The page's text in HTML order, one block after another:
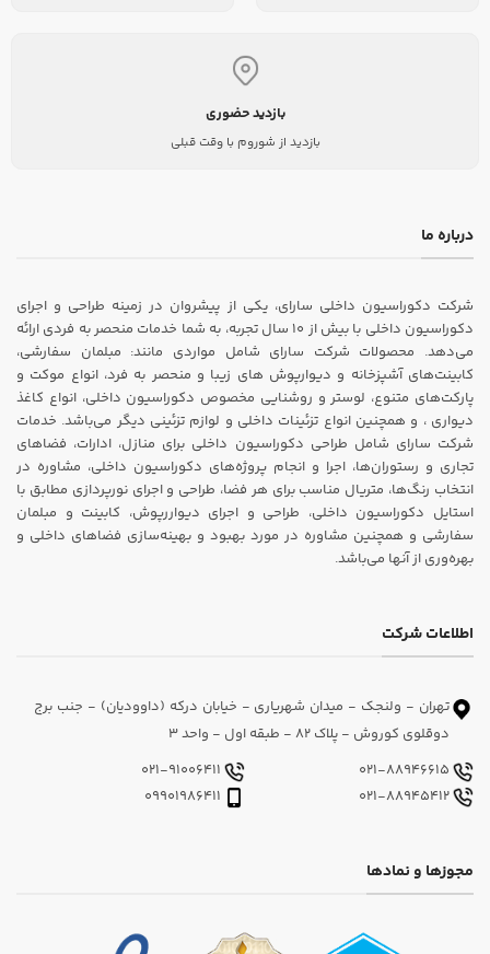
بازدید حضوری
بازدید از شوروم با وقت قبلی
درباره ما
شرکت دکوراسیون داخلی سارای، یکی از پیشروان در زمینه طراحی و اجرای
دکوراسیون داخلی با بیش از ۱۰ سال تجربه، به شما خدمات منحصر به فردی ارائه
می‌دهد. محصولات شرکت سارای شامل مواردی مانند: مبلمان سفارشی،
کابینت‌های آشپزخانه و دیوارپوش های زیبا و منحصر به فرد، انواع موکت و
پارکت‌های متنوع، لوستر و روشنایی مخصوص دکوراسیون داخلی، انواع کاغذ
دیواری ، و همچنین انواع تزئینات داخلی و لوازم تزئینی دیگر می‌باشد. خدمات
شرکت سارای شامل طراحی دکوراسیون داخلی برای منازل، ادارات، فضاهای
تجاری و رستوران‌ها، اجرا و انجام پروژه‌های دکوراسیون داخلی، مشاوره در
انتخاب رنگ‌ها، متریال مناسب برای هر فضا، طراحی و اجرای نورپردازی مطابق با
استایل دکوراسیون داخلی، طراحی و اجرای دیواررپوش، کابینت و مبلمان
سفارشی و همچنین مشاوره در مورد بهبود و بهینه‌سازی فضاهای داخلی و
بهره‌وری از آنها می‌باشد.
اطلاعات شرکت
تهران - ولنجک - میدان شهریاری - خیابان درکه (داوودیان) - جنب برج
دوقلوی کوروش - پلاک 82 - طبقه اول - واحد 3
مجوزها و نمادها